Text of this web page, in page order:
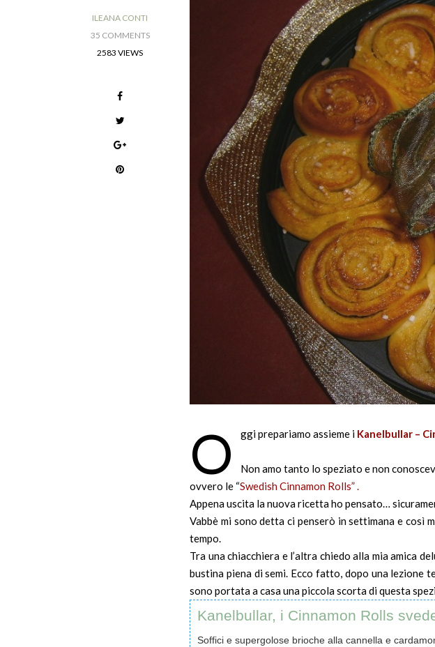
ILEANA CONTI
35 COMMENTS
2583 VIEWS
O ggi prepariamo assieme i Kanelbullar –
Non amo tanto lo speziato e non
ovvero le “Swedish Cinnamon Rolls” .
Appena uscita la nuova ricetta ho pensato…
Vabbè mi sono detta ci penserò in settimana e così
tempo.
Tra una chiacchiera e l’altra chiedo alla mia amica
bustina piena di semi. Ecco fatto, dopo una lezione
sono portata a casa una piccola scorta di questa
Kanelbullar, i Cinnamon Rolls
Soffici e supergolose brioche alla cannella e